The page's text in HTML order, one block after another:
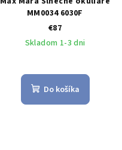
MM0034 6030F
€87
Skladom 1-3 dni
Do košíka